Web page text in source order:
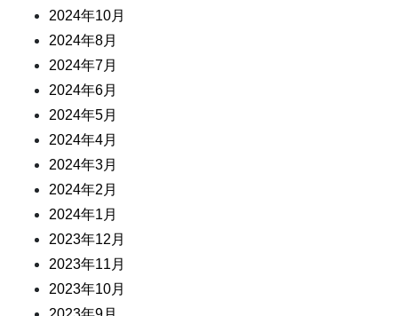
2024年10月
2024年8月
2024年7月
2024年6月
2024年5月
2024年4月
2024年3月
2024年2月
2024年1月
2023年12月
2023年11月
2023年10月